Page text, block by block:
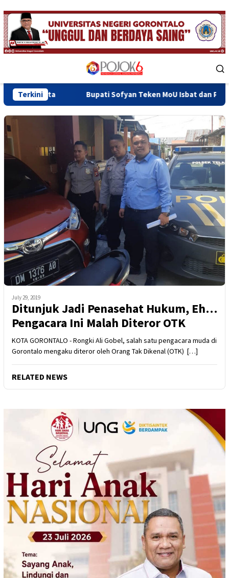
Skip
to
content
Menu
TerkiniBupati Sofyan Teken MoU Isbat dan Pendaftaran Tanah
July 29, 2019
Ditunjuk Jadi Penasehat Hukum, Eh…
Pengacara Ini Malah Diteror OTK
KOTA GORONTALO - Rongki Ali Gobel, salah satu pengacara muda di
Gorontalo mengaku diteror oleh Orang Tak Dikenal (OTK) […]
RELATED NEWS